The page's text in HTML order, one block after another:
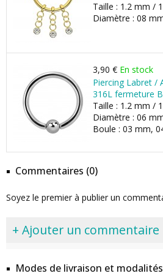
Taille : 1.2 mm /
Diamètre : 08
3,90 € En stock
Piercing Labret /
316L fermeture
Taille : 1.2 mm /
Diamètre : 06
Boule : 03 mm,
Commentaires (0)
Soyez le premier à publier un
+ Ajouter un commentaire
Modes de livraison et